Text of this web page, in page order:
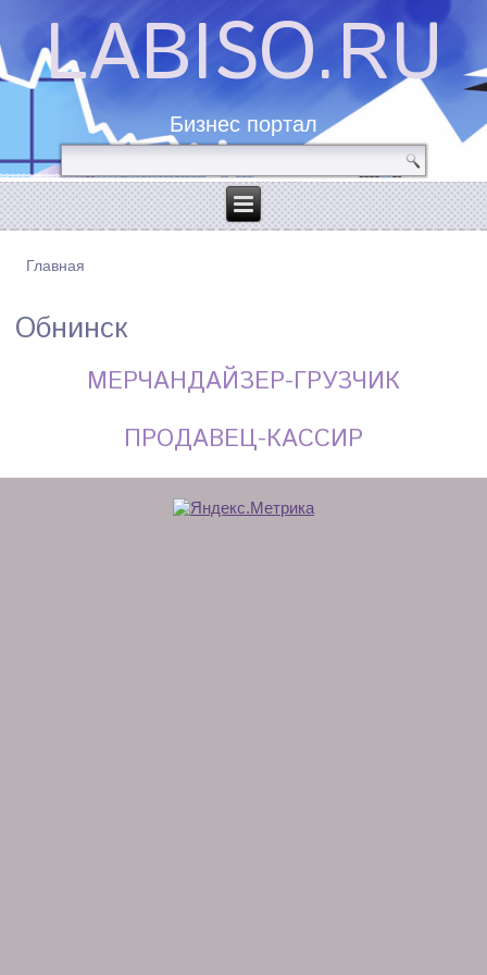
LABISO.RU
Бизнес портал
ВЫ ЗДЕСЬ
Главная
Обнинск
МЕРЧАНДАЙЗЕР-ГРУЗЧИК
ПРОДАВЕЦ-КАССИР